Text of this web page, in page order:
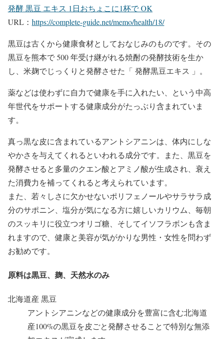
発酵 黒豆 エキス 1日おちょこに1杯で OK
URL： https://complete-guide.net/memo/health/18/
黒豆は古くから健康食材としておなじみのものです。その
黒豆を熊本で 500 年受け継がれる焼酎の発酵技術を生か
し、米麹でじっくりと発酵させた「 発酵黒豆エキス 」。
薬などは使わずに自力で健康を手に入れたい、という中高
年世代をサポートする健康成分がたっぶり含まれていま
す。
真っ黒な皮に含まれているアントシアニンは、体内にしな
やかさを与えてくれるといわれる成分です。また、黒豆を
発酵させると多量のクエン酸とアミノ酸が生成され、衰え
た消費力を補ってくれると考えられています。
また、若々しさに欠かせないポリフェノールやサラサラ成
分のサポニン、塩分が気になる方に嬉しいカリウム、毎朝
のスッキリに役立つオリゴ糖、そしてイソフラボンも含ま
れますので、健康と美容が気がかりな男性・女性を問わず
お勧めです。
原料は黒豆、麹、天然水のみ
北海道産 黒豆
アントシアニンなどの健康成分を豊富に含む北海道
産100%の黒豆を皮ごと発酵させることで特別な無添